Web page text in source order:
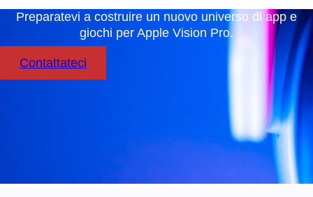
Preparatevi a costruire un nuovo universo di app e
giochi per Apple Vision Pro.
Contattateci